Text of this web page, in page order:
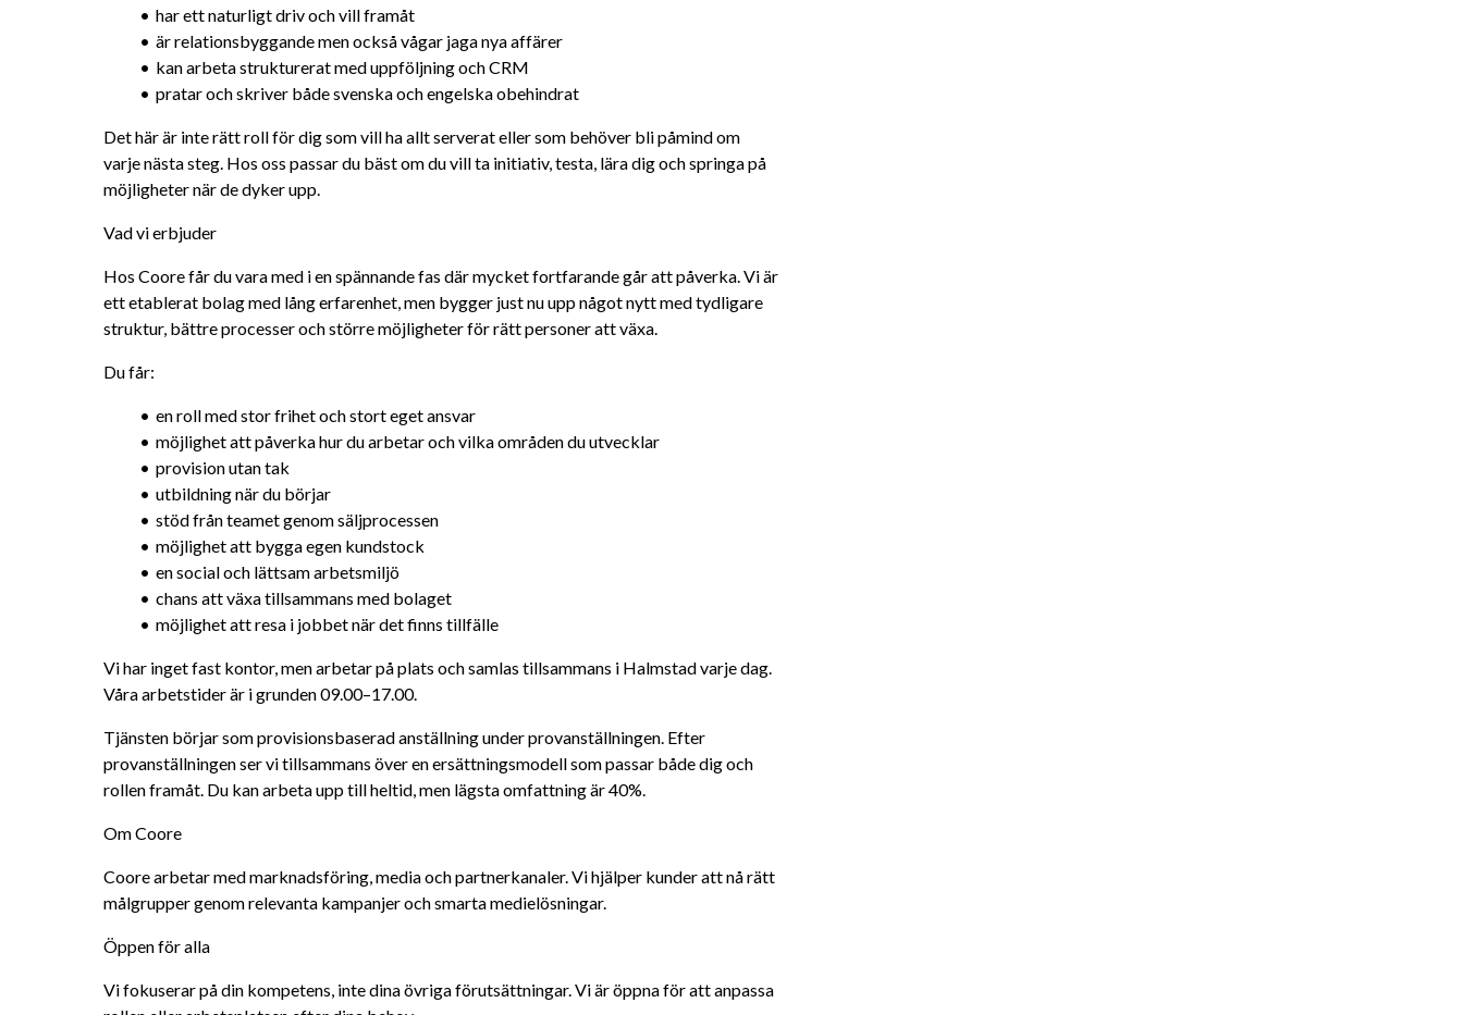
har ett naturligt driv och vill framåt
är relationsbyggande men också vågar jaga nya affärer
kan arbeta strukturerat med uppföljning och CRM
pratar och skriver både svenska och engelska obehindrat
Det här är inte rätt roll för dig som vill ha allt serverat eller som behöver bli påmind om
varje nästa steg. Hos oss passar du bäst om du vill ta initiativ, testa, lära dig och springa på
möjligheter när de dyker upp.
Vad vi erbjuder
Hos Coore får du vara med i en spännande fas där mycket fortfarande går att påverka. Vi är
ett etablerat bolag med lång erfarenhet, men bygger just nu upp något nytt med tydligare
struktur, bättre processer och större möjligheter för rätt personer att växa.
Du får:
en roll med stor frihet och stort eget ansvar
möjlighet att påverka hur du arbetar och vilka områden du utvecklar
provision utan tak
utbildning när du börjar
stöd från teamet genom säljprocessen
möjlighet att bygga egen kundstock
en social och lättsam arbetsmiljö
chans att växa tillsammans med bolaget
möjlighet att resa i jobbet när det finns tillfälle
Vi har inget fast kontor, men arbetar på plats och samlas tillsammans i Halmstad varje dag.
Våra arbetstider är i grunden 09.00–17.00.
Tjänsten börjar som provisionsbaserad anställning under provanställningen. Efter
provanställningen ser vi tillsammans över en ersättningsmodell som passar både dig och
rollen framåt. Du kan arbeta upp till heltid, men lägsta omfattning är 40%.
Om Coore
Coore arbetar med marknadsföring, media och partnerkanaler. Vi hjälper kunder att nå rätt
målgrupper genom relevanta kampanjer och smarta medielösningar.
Öppen för alla
Vi fokuserar på din kompetens, inte dina övriga förutsättningar. Vi är öppna för att anpassa